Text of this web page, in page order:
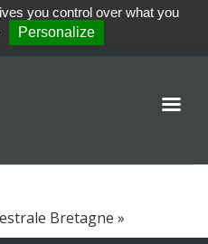
Bretagne »
you control over what you
Personalize